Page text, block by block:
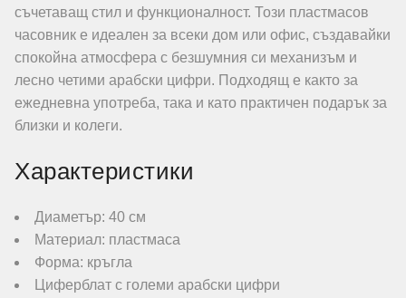
съчетаващ стил и функционалност. Този пластмасов
часовник е идеален за всеки дом или офис, създавайки
спокойна атмосфера с безшумния си механизъм и
лесно четими арабски цифри. Подходящ е както за
ежедневна употреба, така и като практичен подарък за
близки и колеги.
Характеристики
Диаметър: 40 см
Материал: пластмаса
Форма: кръгла
Циферблат с големи арабски цифри